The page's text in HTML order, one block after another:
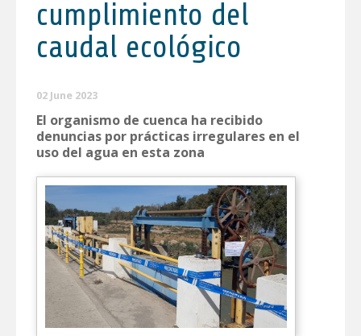
cumplimiento del
caudal ecológico
02 June 2023
El organismo de cuenca ha recibido
denuncias por prácticas irregulares en el
uso del agua en esta zona